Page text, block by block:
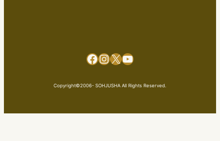
Facebook
Instagram
X YouTube
Copyright©2006- SOHJUSHA All Rights Reserved.